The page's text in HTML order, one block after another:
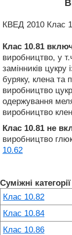
КВЕД 2010 Клас
Клас 10.81
виробництво, у
замінників цукру
буряку, клена та
виробництво
одержування
виробництво
Клас 10.81 не
виробництво
10.62
Суміжні категорії
Клас 10.82
Клас 10.84
Клас 10.86